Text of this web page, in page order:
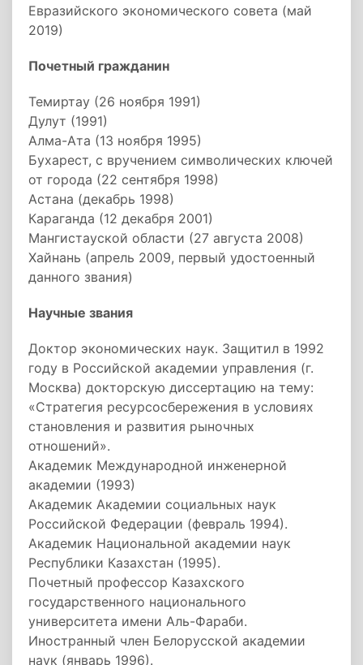
Евразийского экономического совета (май
2019)
Почетный гражданин
Темиртау (26 ноября 1991)
Дулут (1991)
Алма-Ата (13 ноября 1995)
Бухарест, с вручением символических ключей
от города (22 сентября 1998)
Астана (декабрь 1998)
Караганда (12 декабря 2001)
Мангистауской области (27 августа 2008)
Хайнань (апрель 2009, первый удостоенный
данного звания)
Научные звания
Доктор экономических наук. Защитил в 1992
году в Российской академии управления (г.
Москва) докторскую диссертацию на тему:
«Стратегия ресурсосбережения в условиях
становления и развития рыночных
отношений».
Академик Международной инженерной
академии (1993)
Академик Академии социальных наук
Российской Федерации (февраль 1994).
Академик Национальной академии наук
Республики Казахстан (1995).
Почетный профессор Казахского
государственного национального
университета имени Аль-Фараби.
Иностранный член Белорусской академии
наук (январь 1996).